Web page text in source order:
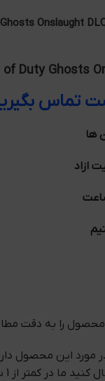
Onslaught
of Duty Ghosts
تماس
ها
ازاد
را به دقت
مورد این محصول
کمتر از 1 ساعت پاسخ می دهیم .